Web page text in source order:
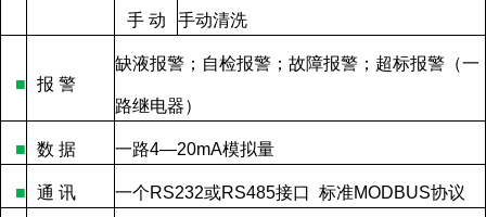
手 动 手动清洗
■ 报 警
缺液报警；自检报警；故障报警；超标报警（一
路继电器）
■ 数 据 一路4—20mA模拟量
■ 通 讯 一个RS232或RS485接口 标准MODBUS协议